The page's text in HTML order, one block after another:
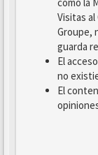
Visitas al
Groupe,
guarda
El
no
El